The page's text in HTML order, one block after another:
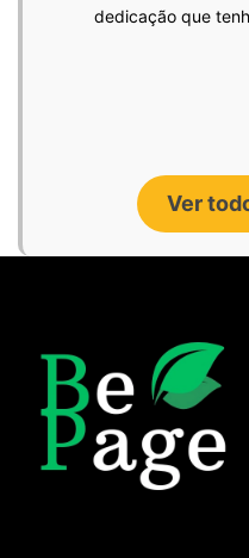
dedicação que
Ver